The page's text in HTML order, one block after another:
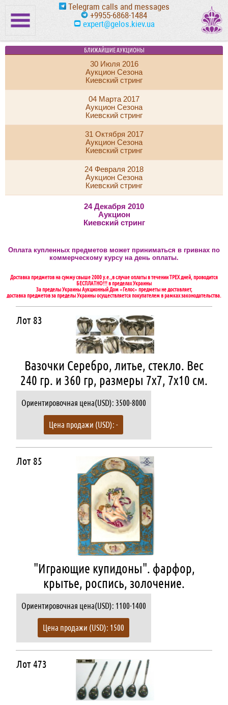
Telegram calls and messages
+9955-6868-1484
expert@gelos.kiev.ua
БЛИЖАЙШИЕ АУКЦИОНЫ
30 Июля 2016
Аукцион Сезона
Киевский стринг
04 Марта 2017
Аукцион Сезона
Киевский стринг
31 Октября 2017
Аукцион Сезона
Киевский стринг
24 Февраля 2018
Аукцион Сезона
Киевский стринг
24 Декабря 2010
Аукцион
Киевский стринг
Оплата купленных предметов может приниматься в гривнах по
коммерческому курсу на день оплаты.
Доставка предметов на сумму свыше 2000 у.е.,в случае оплаты в течении ТРЕХ дней, проводится
БЕСПЛАТНО!!! в пределах Украины
За пределы Украины Аукционный Дом «Гелос» предметы не доставляет,
доставка предметов за пределы Украины осуществляется покупателем в рамках законодательства.
Лот 83
Вазочки Серебро, литье, стекло. Вес
240 гр. и 360 гр, размеры 7х7, 7х10 см.
Ориентировочная цена(USD): 3500-8000
Цена продажи (USD): -
Лот 85
"Играющие купидоны". фарфор,
крытье, роспись, золочение.
Ориентировочная цена(USD): 1100-1400
Цена продажи (USD): 1500
Лот 473